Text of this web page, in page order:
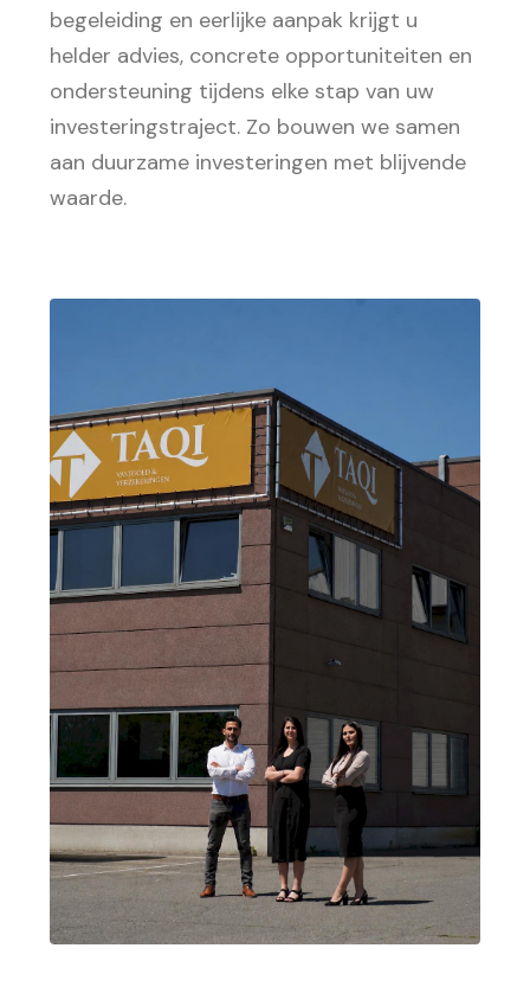
begeleiding en eerlijke aanpak krijgt u
helder advies, concrete opportuniteiten en
ondersteuning tijdens elke stap van uw
investeringstraject. Zo bouwen we samen
aan duurzame investeringen met blijvende
waarde.